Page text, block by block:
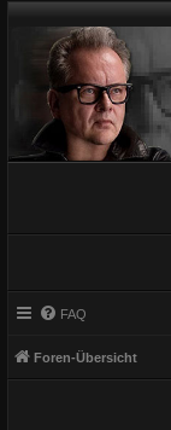
FAQ
Foren-Übersicht